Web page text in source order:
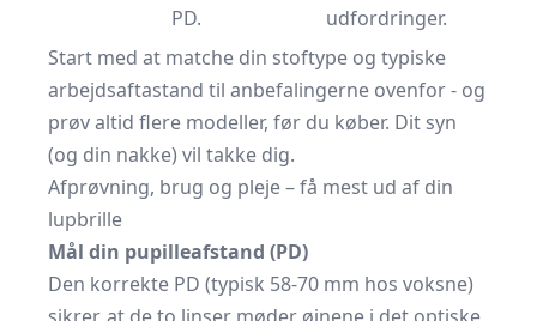
PD.
udfordringer.
Start med at matche din stof­type og typiske
arbejds­afta­stand til anbefalingerne ovenfor - og
prøv altid flere modeller, før du køber. Dit syn
(og din nakke) vil takke dig.
Afprøvning, brug og pleje – få mest ud af din
lupbrille
Mål din pupilleafstand (PD)
Den korrekte PD (typisk 58-70 mm hos voksne)